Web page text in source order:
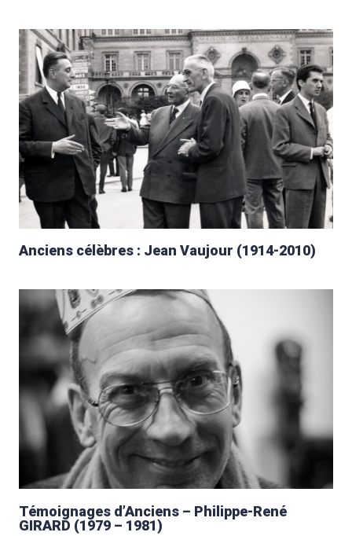
Anciens célèbres : Jean Vaujour (1914-2010)
Témoignages d’Anciens – Philippe-René
GIRARD (1979 – 1981)